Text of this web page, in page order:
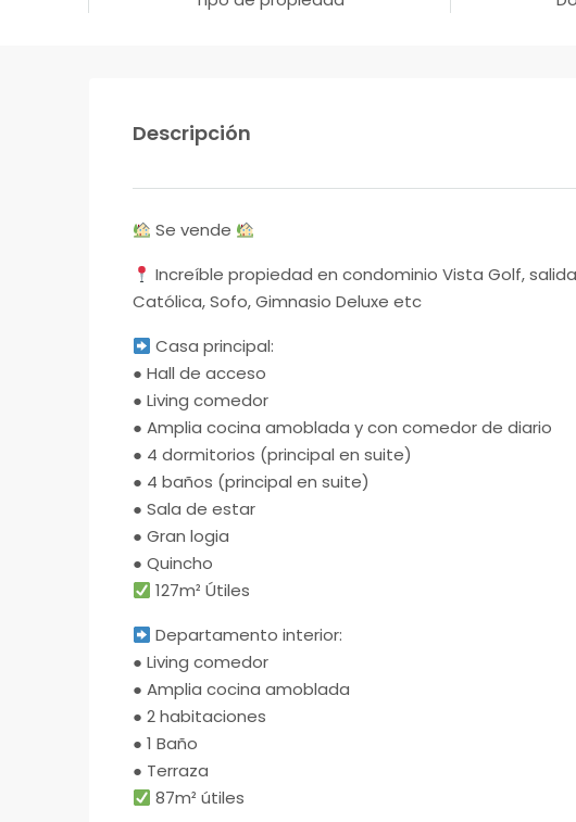
Descripción
Se vende
Increíble propiedad en condominio Vista Golf,
Católica, Sofo, Gimnasio Deluxe etc
Casa principal:
● Hall de acceso
● Living comedor
● Amplia cocina amoblada y con comedor de diario
● 4 dormitorios (principal en suite)
● 4 baños (principal en suite)
● Sala de estar
● Gran logia
● Quincho
127m² Útiles
Departamento interior:
● Living comedor
● Amplia cocina amoblada
● 2 habitaciones
● 1 Baño
● Terraza
87m² útiles